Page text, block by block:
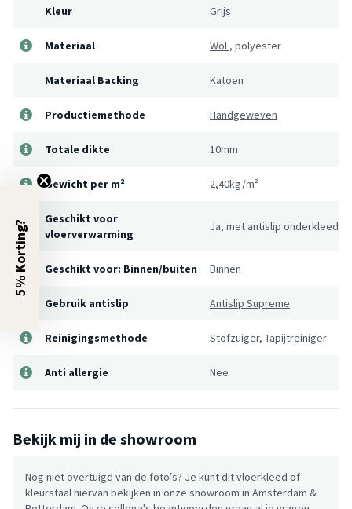
Kleur Grijs
Materiaal Wol , polyester
Materiaal Backing Katoen
Productiemethode Handgeweven
Totale dikte 10mm
Gewicht per m² 2,40kg/m²
Geschikt voor
vloerverwarming
Ja, met antislip onderkleed
Geschikt voor: Binnen/buiten Binnen
Gebruik antislip Antislip Supreme
Reinigingsmethode Stofzuiger, Tapijtreiniger
Anti allergie Nee
Bekijk mij in de showroom
Nog niet overtuigd van de foto’s? Je kunt dit vloerkleed of
kleurstaal hiervan bekijken in onze showroom in Amsterdam &
5% Korting?